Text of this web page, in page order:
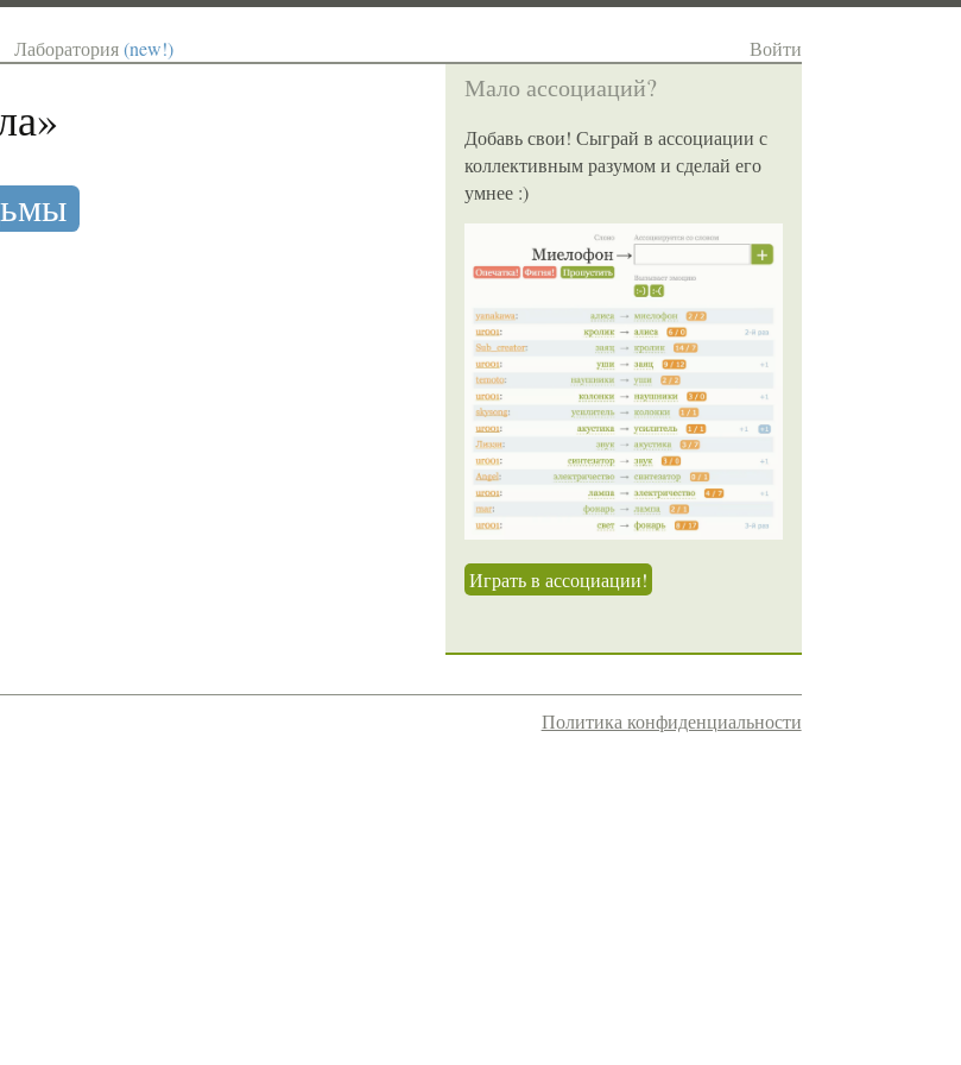
Лаборатория(new!) Войти
»
Мало ассоциаций?
Добавь свои! Сыграй в ассоциации с
коллективным разумом и сделай его
умнее :)
Играть в ассоциации!
Политика конфиденциальности